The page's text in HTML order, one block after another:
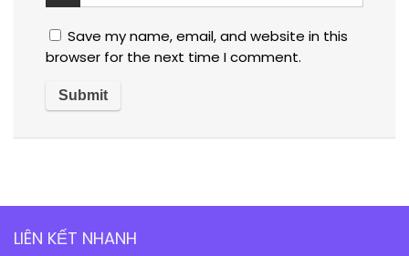
Save my name, email, and website in this
browser for the next time I comment.
LIÊN KẾT NHANH